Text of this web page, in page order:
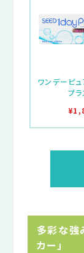
ワンデーピ
プラ
多彩な強
カー」